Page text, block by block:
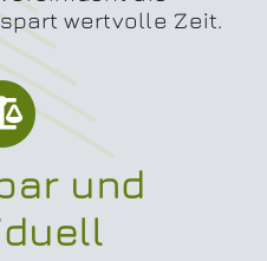
wertvolle Zeit.
und